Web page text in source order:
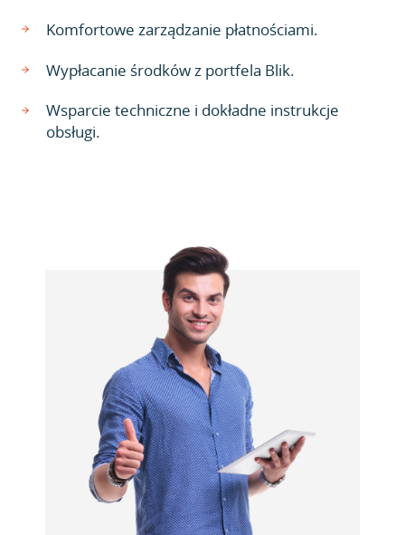
Komfortowe zarządzanie płatnościami.
Wypłacanie środków z portfela Blik.
Wsparcie techniczne i dokładne instrukcje
obsługi.